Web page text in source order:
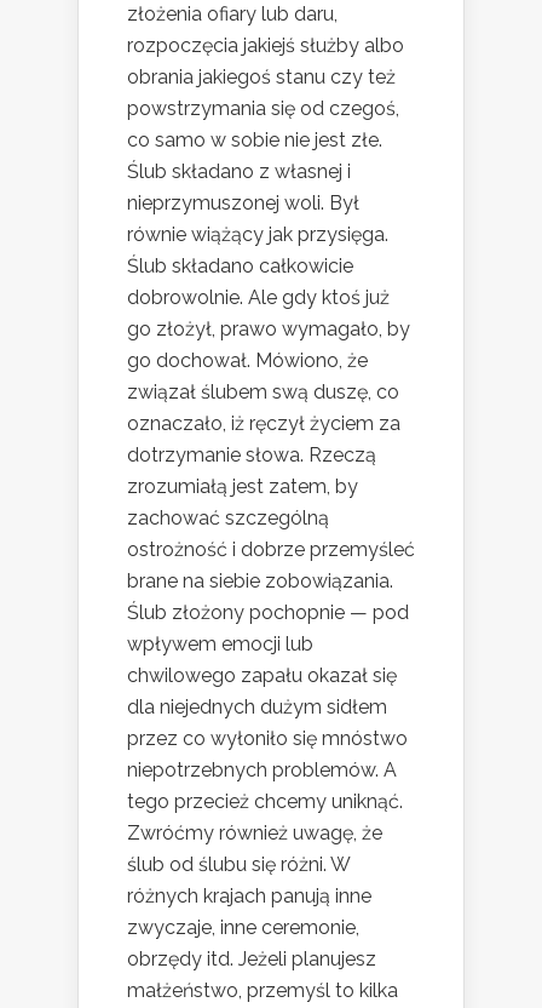
złożenia ofiary lub daru,
rozpoczęcia jakiejś służby albo
obrania jakiegoś stanu czy też
powstrzymania się od czegoś,
co samo w sobie nie jest złe.
Ślub składano z własnej i
nieprzymuszonej woli. Był
równie wiążący jak przysięga.
Ślub składano całkowicie
dobrowolnie. Ale gdy ktoś już
go złożył, prawo wymagało, by
go dochował. Mówiono, że
związał ślubem swą duszę, co
oznaczało, iż ręczył życiem za
dotrzymanie słowa. Rzeczą
zrozumiałą jest zatem, by
zachować szczególną
ostrożność i dobrze przemyśleć
brane na siebie zobowiązania.
Ślub złożony pochopnie — pod
wpływem emocji lub
chwilowego zapału okazał się
dla niejednych dużym sidłem
przez co wyłoniło się mnóstwo
niepotrzebnych problemów. A
tego przecież chcemy uniknąć.
Zwróćmy również uwagę, że
ślub od ślubu się różni. W
różnych krajach panują inne
zwyczaje, inne ceremonie,
obrzędy itd. Jeżeli planujesz
małżeństwo, przemyśl to kilka